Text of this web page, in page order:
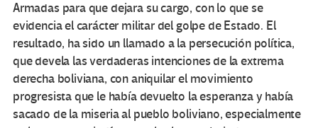
Armadas para que dejara su cargo, con lo que se
evidencia el carácter militar del golpe de Estado. El
resultado, ha sido un llamado a la persecución política,
que devela las verdaderas intenciones de la extrema
derecha boliviana, con aniquilar el movimiento
progresista que le había devuelto la esperanza y había
sacado de la miseria al pueblo boliviano, especialmente